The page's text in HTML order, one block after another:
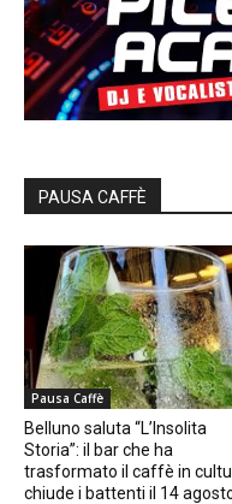
PAUSA CAFFÈ
Pausa Caffè
Belluno saluta “L’Insolita
Storia”: il bar che ha
trasformato il caffè in
chiude i battenti il 14